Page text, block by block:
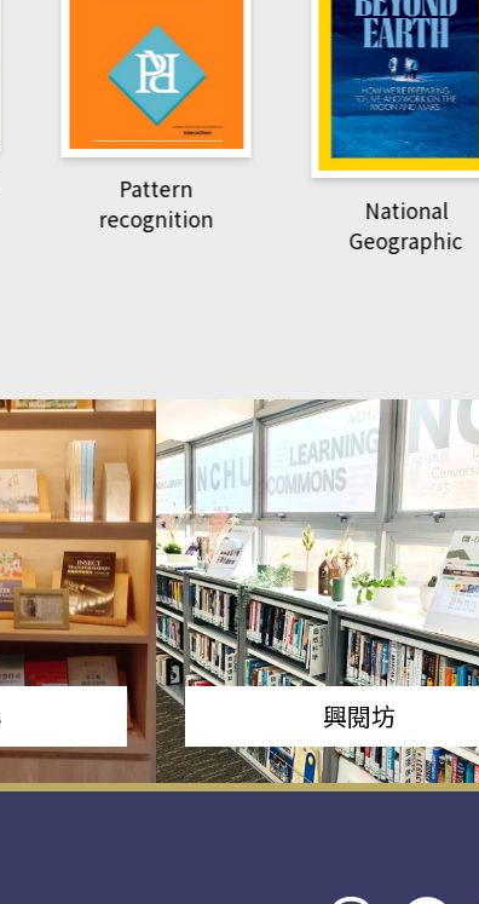
Pattern
recognition
National
Geographic
興閱坊